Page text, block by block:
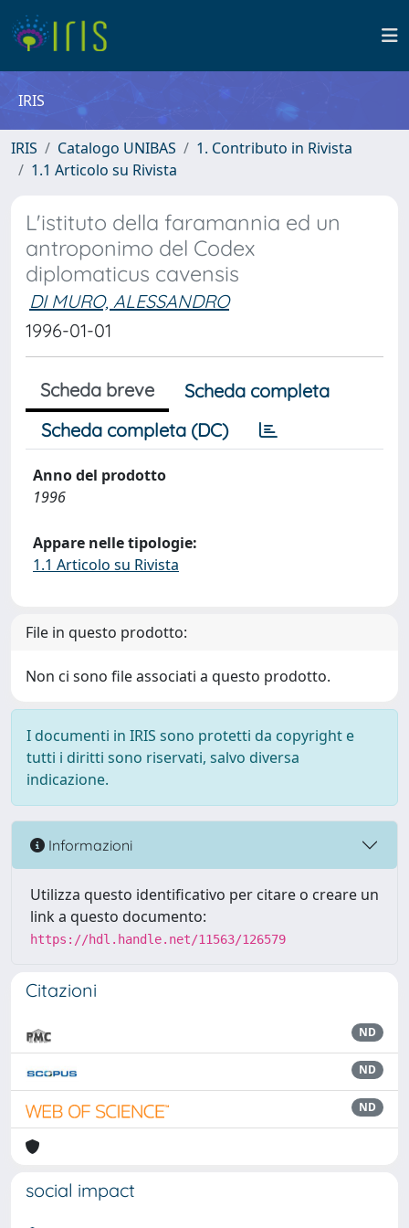
IRIS
IRIS Catalogo UNIBAS
1. Contributo in Rivista
1.1 Articolo su Rivista
L'istituto della faramannia ed un
antroponimo del Codex
diplomaticus cavensis
DI MURO, ALESSANDRO
1996-01-01
Scheda breve
Scheda completa
Scheda completa (DC)
Anno del prodotto
1996
Appare nelle tipologie:
1.1 Articolo su Rivista
File in questo prodotto:
Non ci sono file associati a questo prodotto.
I documenti in IRIS sono protetti da copyright e
tutti i diritti sono riservati, salvo diversa
indicazione.
Informazioni
Utilizza questo identificativo per citare o creare un
link a questo documento:
https://hdl.handle.net/11563/126579
Citazioni
ND
ND
ND
social impact